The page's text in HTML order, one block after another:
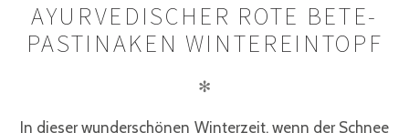
AYURVEDISCHER ROTE BETE-
PASTINAKEN WINTEREINTOPF
✻
In dieser wunderschönen Winterzeit, wenn der Schnee